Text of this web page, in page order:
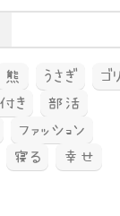
熊 うさぎ
ゴ
き
部活
ファッション
寝る
幸せ